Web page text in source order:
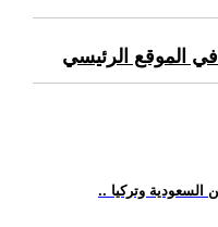
الموقع الرئيسي
السعودية وتركيا